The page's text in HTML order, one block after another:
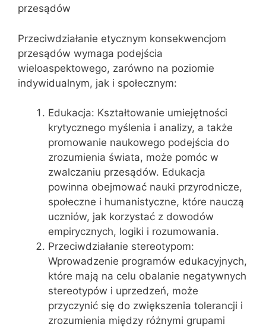
przesądów
Przeciwdziałanie etycznym konsekwencjom
przesądów wymaga podejścia
wieloaspektowego, zarówno na poziomie
indywidualnym, jak i społecznym:
Edukacja: Kształtowanie umiejętności
krytycznego myślenia i analizy, a także
promowanie naukowego podejścia do
zrozumienia świata, może pomóc w
zwalczaniu przesądów. Edukacja
powinna obejmować nauki przyrodnicze,
społeczne i humanistyczne, które nauczą
uczniów, jak korzystać z dowodów
empirycznych, logiki i rozumowania.
Przeciwdziałanie stereotypom:
Wprowadzenie programów edukacyjnych,
które mają na celu obalanie negatywnych
stereotypów i uprzedzeń, może
przyczynić się do zwiększenia tolerancji i
zrozumienia między różnymi grupami